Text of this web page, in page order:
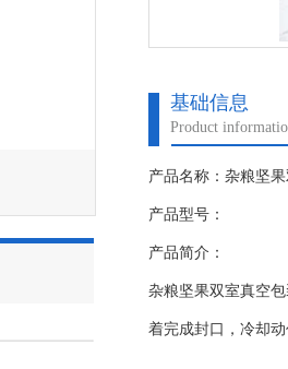
基础信息
Product
产品名称：杂粮坚
产品型号：
产品简介：
杂粮坚果双室真空
着完成封口，冷却